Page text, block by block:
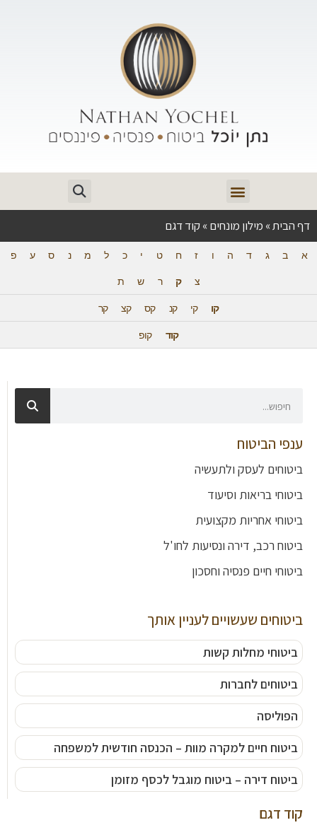
דף הבית» מילון מונחים»קוד דגם
א ב ג ד ה ו ז ח ט י כ ל מ נ ס ע פ
צ ק ר ש ת
קו קי קנ קס קצ קר
קוד קופ
ענפי הביטוח
ביטוחים לעסק ולתעשיה
ביטוחי בריאות וסיעוד
ביטוחי אחריות מקצועית
ביטוח רכב, דירה ונסיעות לחו'ל
ביטוחי חיים פנסיה וחסכון
ביטוחים שעשויים לעניין אותך
ביטוחי מחלות קשות
ביטוחים לחברות
הפוליסה
ביטוח חיים למקרה מוות – הכנסה חודשית למשפחה
ביטוח דירה – ביטוח מוגבל לכסף מזומן
קוד דגם